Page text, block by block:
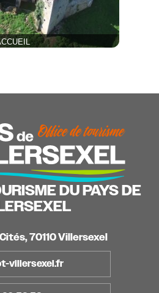
DU PAYS DE
70110 Villersexel
villersexel.fr